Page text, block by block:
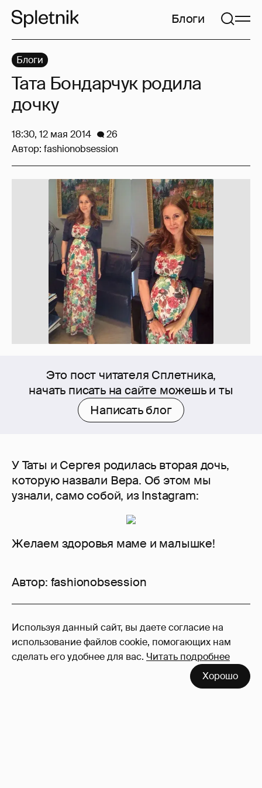
Используя данный сайт, вы даете согласие на
использование файлов cookie, помогающих нам
сделать его удобнее для вас. Читать подробнее
Хорошо
Блоги
Это пост читателя Сплетника,
начать писать на сайте можешь и ты
Написать блог
У Таты и Сергея родилась вторая дочь,
которую назвали Вера. Об этом мы
узнали, само собой, из Instagram:
Желаем здоровья маме и малышке!
Автор: fashionobsession
Блоги
Тата Бондарчук родила
дочку
18:30, 12 мая 2014
26
Автор: fashionobsession
26
Войдите в аккаунт, чтобы читать и
оставлять комментарии